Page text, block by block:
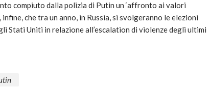
compiuto dalla polizia di Putin un ‘affronto ai valori
che tra un anno, in Russia, si svolgeranno le elezioni
Stati Uniti in relazione all’escalation di violenze degli ultimi